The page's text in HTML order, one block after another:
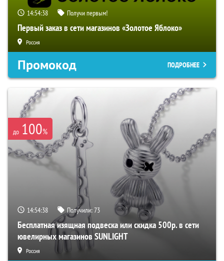
14:54:37 Получи первым!
Первый заказ в сети магазинов «Золотое Яблоко»
Россия
Промокод ПОДРОБНЕЕ
до 100%
14:54:37 Получили:73
Бесплатная изящная подвеска или скидка 500р. в сети
ювелирных магазинов SUNLIGHT
Россия